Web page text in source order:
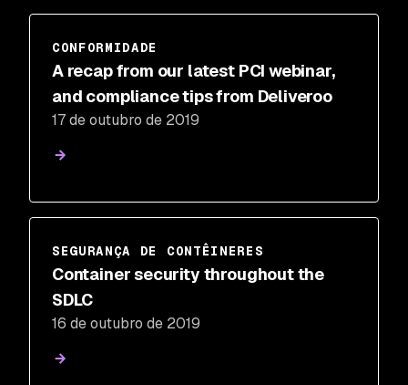
CONFORMIDADE
A recap from our latest PCI webinar,
and compliance tips from Deliveroo
17 de outubro de 2019
SEGURANÇA DE CONTÊINERES
Container security throughout the
SDLC
16 de outubro de 2019